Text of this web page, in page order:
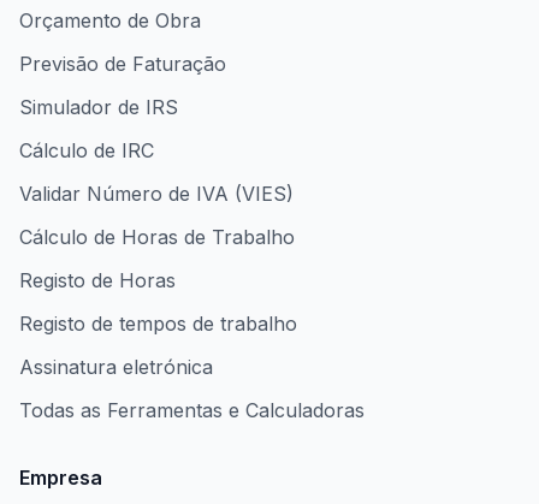
Orçamento de Obra
Previsão de Faturação
Simulador de IRS
Cálculo de IRC
Validar Número de IVA (VIES)
Cálculo de Horas de Trabalho
Registo de Horas
Registo de tempos de trabalho
Assinatura eletrónica
Todas as Ferramentas e Calculadoras
Empresa